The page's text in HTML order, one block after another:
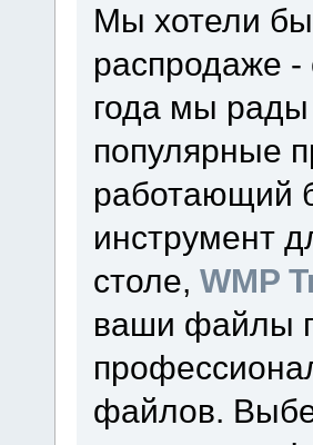
Мы хотели
распродаже -
года мы
популярные
работающий
инструмент
столе, WMP
ваши файлы
файлов.